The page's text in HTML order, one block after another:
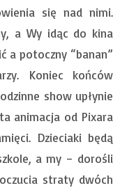
się nad nimi.
a Wy idąc do kina
a potoczny “banan”
Koniec końców
show upłynie
animacja od Pixara
Dzieciaki będą
a my – dorośli
straty dwóch